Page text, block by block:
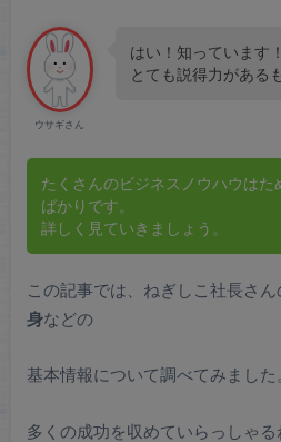
ウサギさん
はい！知っています
とても説得力がある
たくさんのビジネスノウハウはた
ばかりです。
詳しく見ていきましょう。
この記事では、ねぎしこ社長さん
身などの
基本情報について調べてみました
多くの成功を収めていらっしゃる